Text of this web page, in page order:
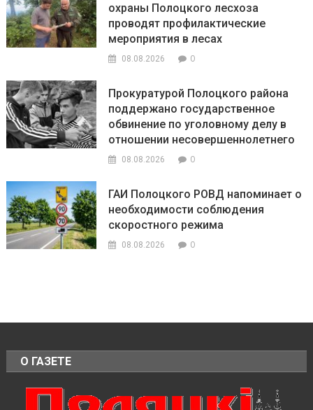
охраны Полоцкого лесхоза
проводят профилактические
мероприятия в лесах
08.08.2026 0
Прокуратурой Полоцкого района
поддержано государственное
обвинение по уголовному делу в
отношении несовершеннолетнего
08.08.2026 0
ГАИ Полоцкого РОВД напоминает о
необходимости соблюдения
скоростного режима
08.08.2026 0
О ГАЗЕТЕ